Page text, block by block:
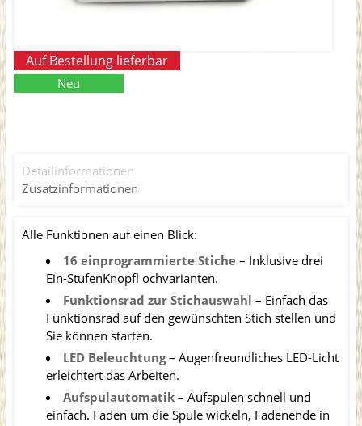
Auf Bestellung lieferbar
Neu
Detailinformationen
Zusatzinformationen
Alle Funktionen auf einen Blick:
16 einprogrammierte Stiche– Inklusive drei
Ein-StufenKnopfl ochvarianten.
Funktionsrad zur Stichauswahl – Einfach das
Funktionsrad auf den gewünschten Stich stellen und
Sie können starten.
LED Beleuchtung– Augenfreundliches LED-Licht
erleichtert das Arbeiten.
Aufspulautomatik– Aufspulen schnell und
einfach. Faden um die Spule wickeln, Fadenende in